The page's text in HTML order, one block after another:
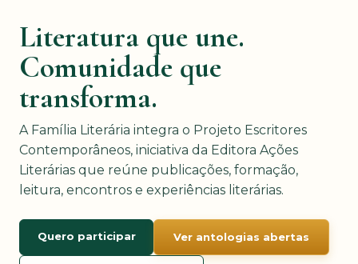
Literatura que une.
Comunidade que
transforma.
A Família Literária integra o Projeto Escritores
Contemporâneos, iniciativa da Editora Ações
Literárias que reúne publicações, formação,
leitura, encontros e experiências literárias.
Quero participar Ver antologias abertas